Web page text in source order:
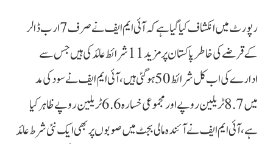
رپورٹ میں انکشاف کیا گیا ہے کہ آئی ایم ایف نے صرف 7 ارب ڈالر
کے قرضے کی خاطر پاکستان پر مزید 11 شرائط عائد کی ہیں جس سے
ادارے کی اب کل شرائط 50 ہوگئی ہیں، آئی ایم ایف نے سود کی مد
میں8.7 ٹریلین روپے اور مجموعی خسارہ 6.6 ٹریلین روپے ظاہر کیا
ہے، آئی ایم ایف نے آئندہ مالی بجٹ میں صوبوں پر بھی ایک نئی شرط عائد